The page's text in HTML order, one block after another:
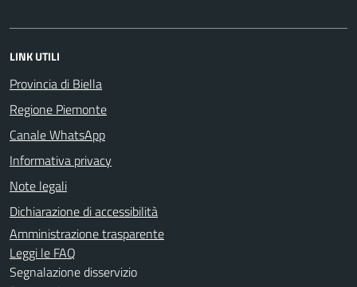
LINK UTILI
Provincia di Biella
Regione Piemonte
Canale WhatsApp
Informativa privacy
Note legali
Dichiarazione di accessibilità
Amministrazione trasparente
Leggi le FAQ
Segnalazione disservizio